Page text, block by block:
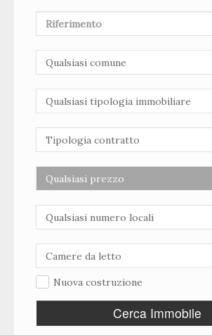
Nuova costruzione
Cerca Immobile